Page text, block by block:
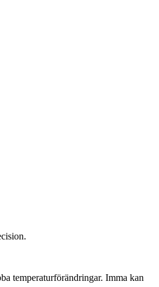
temperaturförändringar. Imma kan